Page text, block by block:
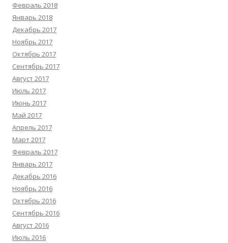
Февраль 2018
Январь 2018
Декабрь 2017
Ноябрь 2017
Октябрь 2017
Сентябрь 2017
Август 2017
Июль 2017
Июнь 2017
Май 2017
Апрель 2017
Март 2017
Февраль 2017
Январь 2017
Декабрь 2016
Ноябрь 2016
Октябрь 2016
Сентябрь 2016
Август 2016
Июль 2016